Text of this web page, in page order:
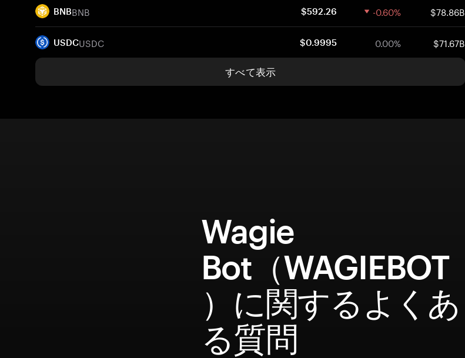
BNBBNB $592.26 -0.60% $78.86B
USDCUSDC $0.9995 0.00% $71.67B
すべて表示
Wagie
Bot（WAGIEBOT
）に関するよくあ
る質問